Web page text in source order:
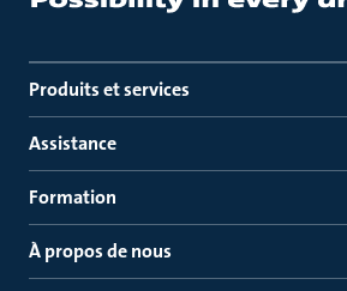
Produits et services
Assistance
Formation
À propos de nous